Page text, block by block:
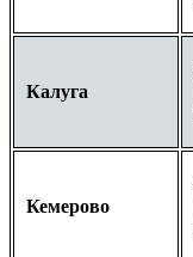
Калуга
Кемерово